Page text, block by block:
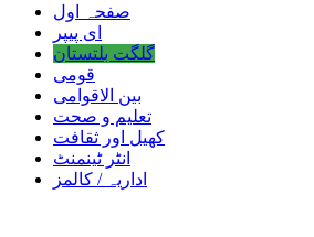
صفحہ اول
ای پیپر
گلگت بلتستان
قومی
بین الاقوامی
تعلیم و صحت
کھیل اور ثقافت
انٹر ٹینمنٹ
اداریہ / کالمز